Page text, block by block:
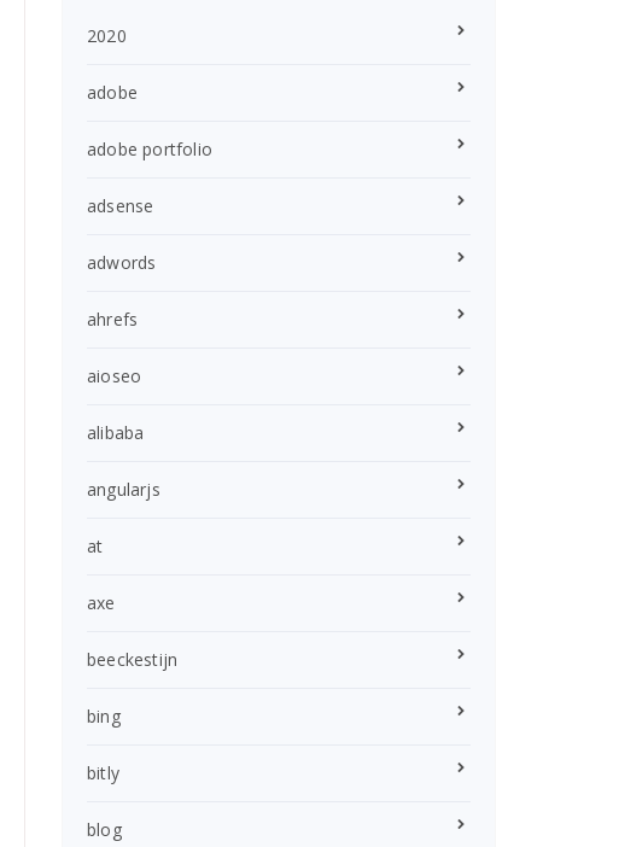
2020
adobe
adobe portfolio
adsense
adwords
ahrefs
aioseo
alibaba
angularjs
at
axe
beeckestijn
bing
bitly
blog